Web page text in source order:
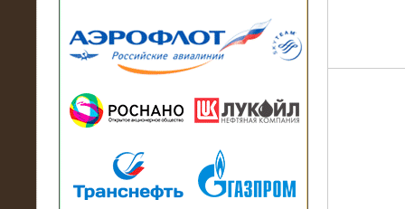
13.07.2018
модуль в контейнере 2700 кВА на
Балтийский завод